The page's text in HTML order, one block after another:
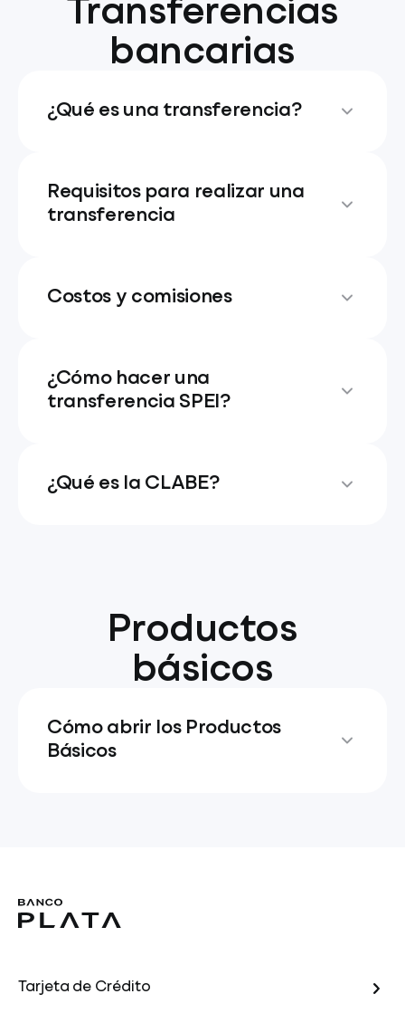
Transferencias
bancarias
¿Qué es una transferencia?
Requisitos para realizar una
transferencia
Costos y comisiones
¿Cómo hacer una
transferencia SPEI?
¿Qué es la CLABE?
Productos
básicos
Cómo abrir los Productos
Básicos
Tarjeta de Crédito